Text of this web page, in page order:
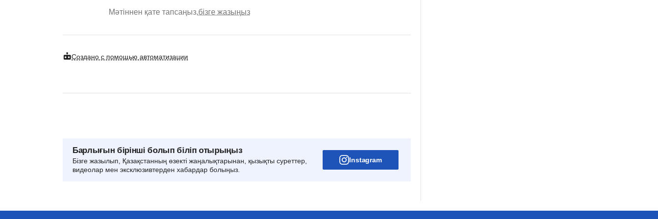
Мәтіннен қате тапсаңыз,бізге жазыңыз
Создано с помощью автоматизации
Барлығын бірінші болып біліп отырыңыз
Бізге жазылып, Қазақстанның өзекті жаңалықтарынан, қызықты суреттер,
видеолар мен эксклюзивтерден хабардар болыңыз.
Instagram